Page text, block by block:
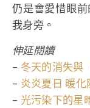
仍是會愛惜眼
我身旁。
伸延閱讀
– 冬天的消失與
– 炎炎夏日 暖化
– 光污染下的星